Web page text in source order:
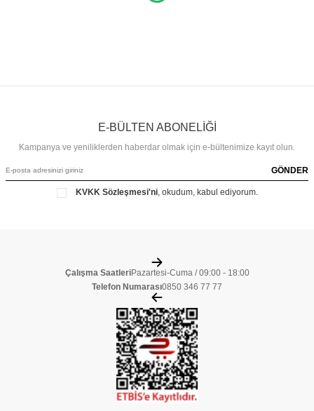
E-BÜLTEN ABONELİĞİ
Kampanya ve yeniliklerden haberdar olmak için e-bültenimize kayıt olun.
GÖNDER
KVKK Sözleşmesi'ni, okudum, kabul ediyorum.
Çalışma SaatleriPazartesi-Cuma / 09:00 - 18:00
Telefon Numarası0850 346 77 77